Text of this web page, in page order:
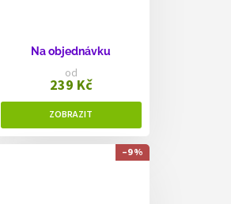
Na objednávku
od
239 Kč
–9 %